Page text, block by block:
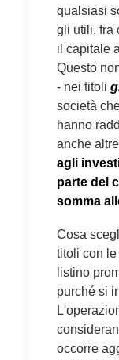
qualsiasi
gli utili, fra
il capitale
Questo
- nei titoli
società
hanno
anche altre
agli
parte del
somma
Cosa
titoli con
listino
purché si
occorre